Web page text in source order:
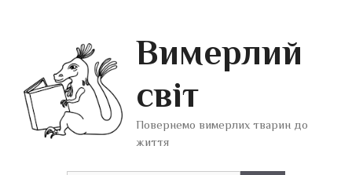
Вимерлий
світ
Повернемо вимерлих тварин до
життя